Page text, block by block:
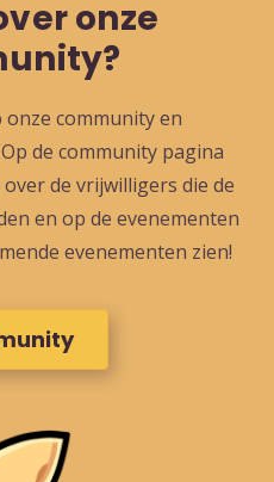
onze
community en
de community pagina
de vrijwilligers die de
en op de evenementen
evenementen zien!